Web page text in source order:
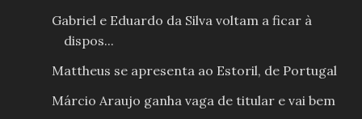
Gabriel e Eduardo da Silva voltam a ficar à
dispos...
Mattheus se apresenta ao Estoril, de Portugal
Márcio Araujo ganha vaga de titular e vai bem